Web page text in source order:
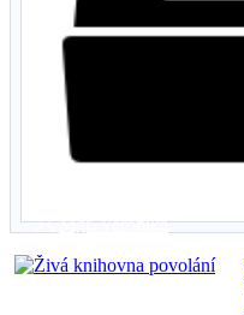
Mgr. Veronika